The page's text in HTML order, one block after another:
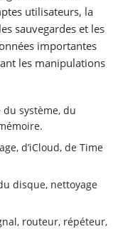
utilisateurs, la
sauvegardes et les
importantes
les manipulations
système, du
d’iCloud, de Time
disque, nettoyage
routeur, répéteur,